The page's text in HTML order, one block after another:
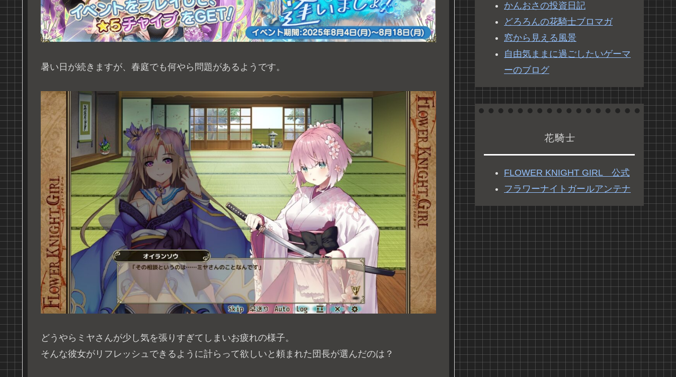
暑い日が続きますが、春庭でも何やら問題があるようです。
どうやらミヤさんが少し気を張りすぎてしまいお疲れの様子。
そんな彼女がリフレッシュできるように計らって欲しいと頼まれた団長が選んだのは？
かんおさの投資日記
どろろんの花騎士ブロマガ
窓から見える風景
自由気ままに過ごしたいゲーマ
ーのブログ
花騎士
FLOWER KNIGHT GIRL 公式
フラワーナイトガールアンテナ